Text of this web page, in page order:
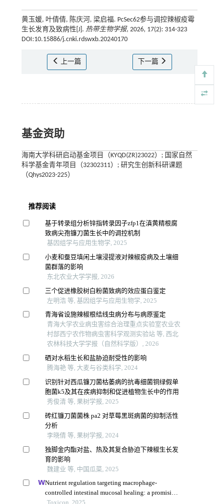
黄玉媛, 叶倩倩, 陈庆河, 梁启福. PcSec62参与调控辣椒疫霉
生长发育及致病性[J]. 热带生物学报, 2026, 17(2): 314-323
DOI:10.15886/j.cnki.rdswxb.20240170
上一篇 下一篇
基金资助
海南大学科研启动基金项目（KYQD(ZR)23022）; 国家自然
科学基金青年项目（32302311）; 研究生创新科研课题
（Qhys2023-225）